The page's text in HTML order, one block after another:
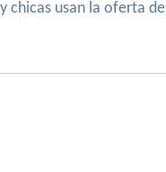
chicas usan la oferta de